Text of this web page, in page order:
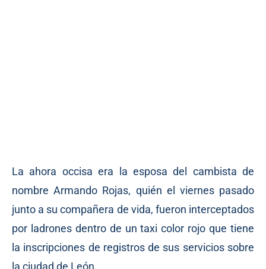
La ahora occisa era la esposa del cambista de
nombre Armando Rojas, quién el viernes pasado
junto a su compañera de vida, fueron interceptados
por ladrones dentro de un taxi color rojo que tiene
la inscripciones de registros de sus servicios sobre
la ciudad de León.